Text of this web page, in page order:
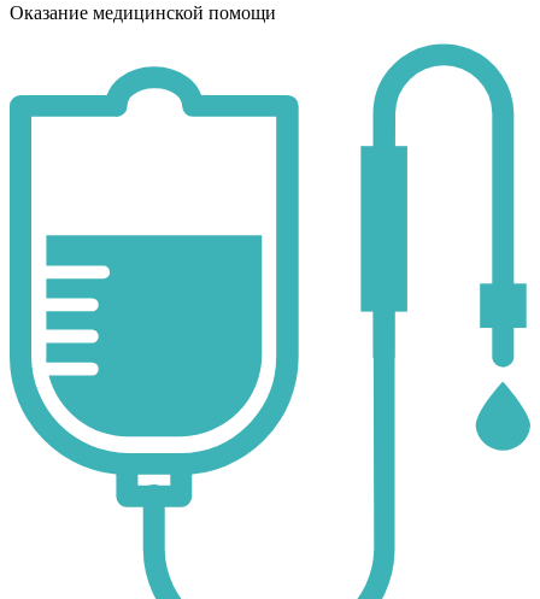
Оказание медицинской помощи